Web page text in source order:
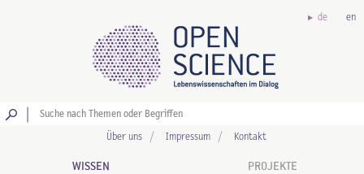
de en
Über uns Impressum Kontakt
WISSEN PROJEKTE